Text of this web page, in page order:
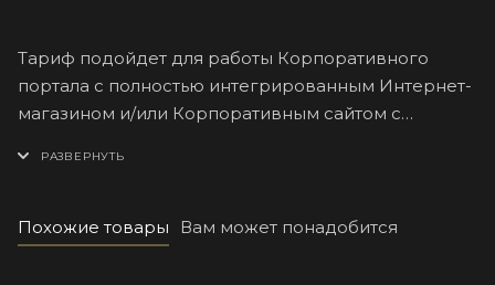
Тариф подойдет для работы Корпоративного
портала с полностью интегрированным Интернет-
магазином и/или Корпоративным сайтом с
«Корпоративный портал».
Похожие товары Вам может понадобится